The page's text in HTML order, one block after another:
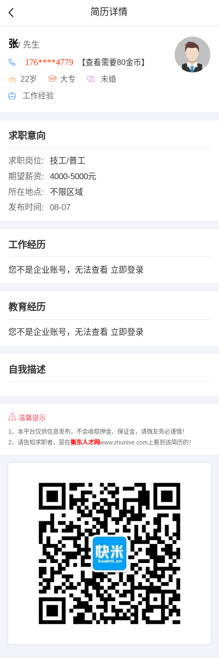
简历详情
张/ 先生
176****4779 【查看需要80金币】
22岁 大专 未婚
工作经验
求职意向
求职岗位:
技工/普工
期望薪资:
4000-5000元
所在地点:
不限区域
发布时间:
08-07
工作经历
您不是企业账号，无法查看 立即登录
教育经历
您不是企业账号，无法查看 立即登录
自我描述
温馨提示
1、本平台仅供信息发布，不会收取押金、保证金，请微友务必谨慎！
2、请告知求职者，是在衡东人才网www.zhunlve.com上看到该简历的！